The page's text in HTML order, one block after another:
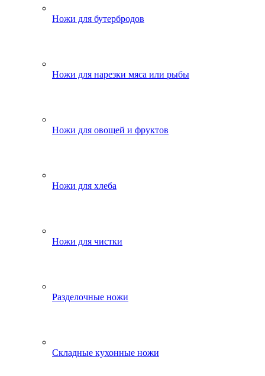
Ножи для бутербродов
Ножи для нарезки мяса или рыбы
Ножи для овощей и фруктов
Ножи для хлеба
Ножи для чистки
Разделочные ножи
Складные кухонные ножи